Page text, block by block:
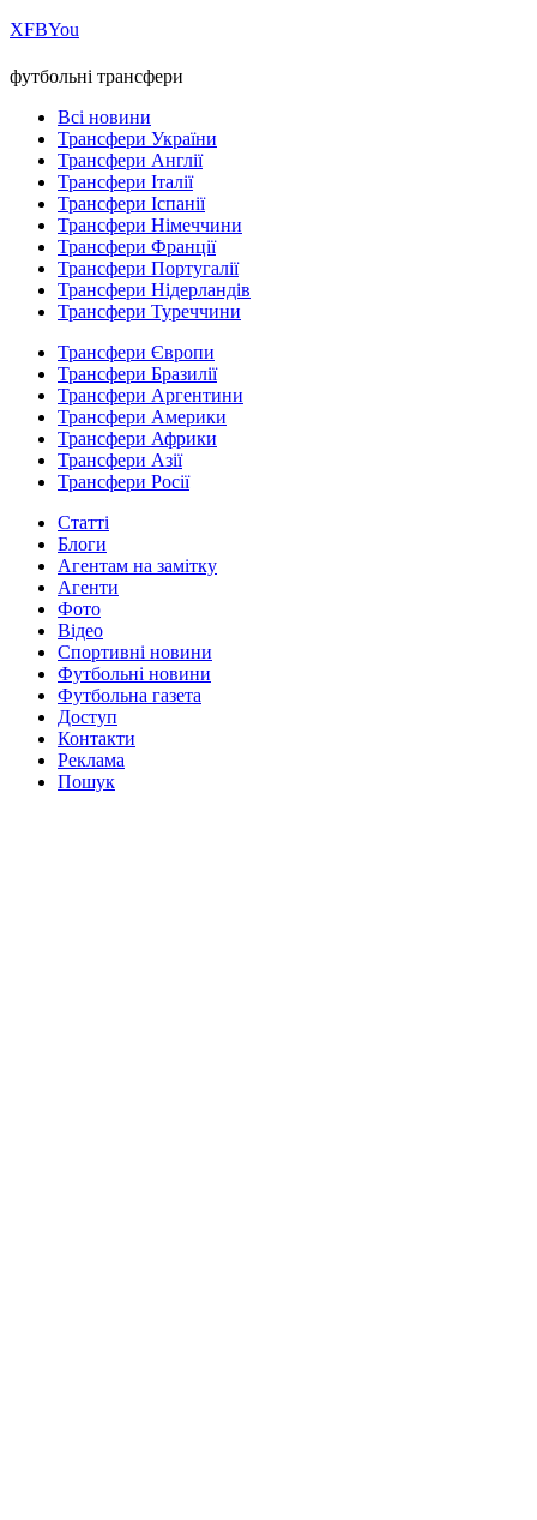
ХFBYou
футбольні трансфери
Всі новини
Трансфери України
Трансфери Англії
Трансфери Італії
Трансфери Іспанії
Трансфери Німеччини
Трансфери Франції
Трансфери Португалії
Трансфери Нідерландів
Трансфери Туреччини
Трансфери Європи
Трансфери Бразилії
Трансфери Аргентини
Трансфери Америки
Трансфери Африки
Трансфери Азії
Трансфери Росії
Статті
Блоги
Агентам на замітку
Агенти
Фото
Відео
Спортивні новини
Футбольні новини
Футбольна газета
Доступ
Контакти
Реклама
Пошук